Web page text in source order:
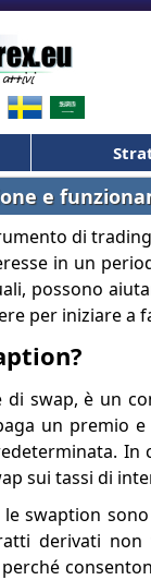
e
di
in un
possono
per iniziare a
di swap, è un
un premio
sui tassi di
swaption
derivati non